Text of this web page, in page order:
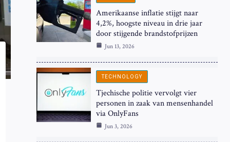
Amerikaanse inflatie stijgt naar
4,2%, hoogste niveau in drie jaar
door stijgende brandstofprijzen
Jun 13, 2026
TECHNOLOGY
Tjechische politie vervolgt vier
personen in zaak van mensenhandel
via OnlyFans
Jun 3, 2026